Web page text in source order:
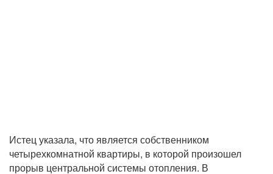
Истец указала, что является собственником
четырехкомнатной квартиры, в которой произошел
прорыв центральной системы отопления. В